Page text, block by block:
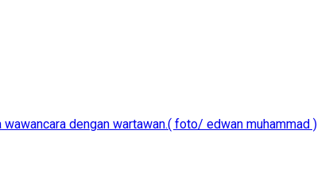
dengan wartawan.( foto/ edwan muhammad )